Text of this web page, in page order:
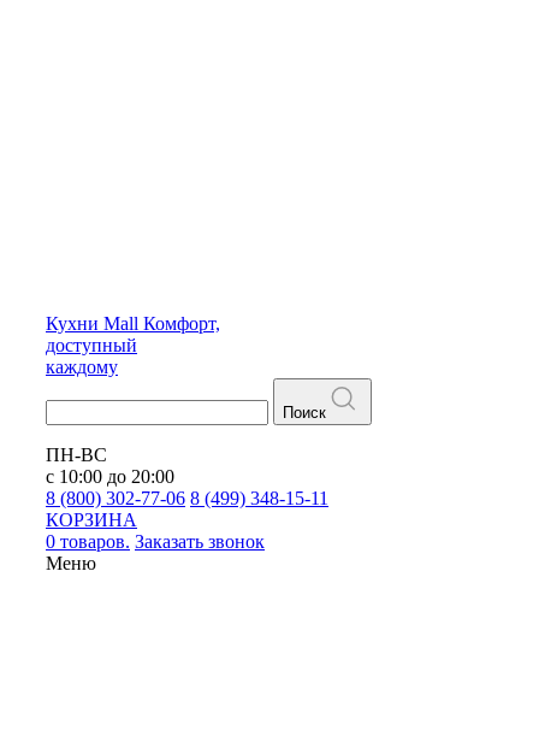
Кухни Mall Комфорт,
доступный
каждому
Поиск
ПН-ВС
с 10:00 до 20:00
8 (800) 302-77-06 8 (499) 348-15-11
КОРЗИНА
0 товаров. Заказать звонок
Меню